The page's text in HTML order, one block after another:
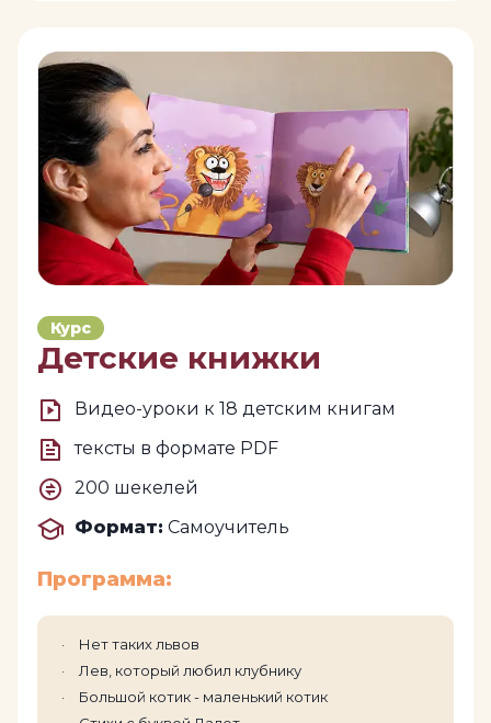
Курс
Детские книжки
Видео-уроки к 18 детским книгам
тексты в формате PDF
200 шекелей
Формат: Самоучитель
Программа:
Нет таких львов
Лев, который любил клубнику
Большой котик - маленький котик